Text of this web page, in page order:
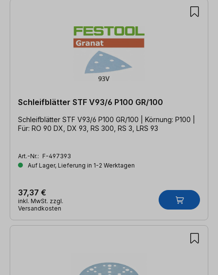
Schleifblätter STF V93/6 P100 GR/100
Schleifblätter STF V93/6 P100 GR/100 | Körnung: P100 |
Für: RO 90 DX, DX 93, RS 300, RS 3, LRS 93
Art.-Nr.: F-497393
Auf Lager, Lieferung in 1-2 Werktagen
37,37 €
inkl. MwSt. zzgl.
Versandkosten